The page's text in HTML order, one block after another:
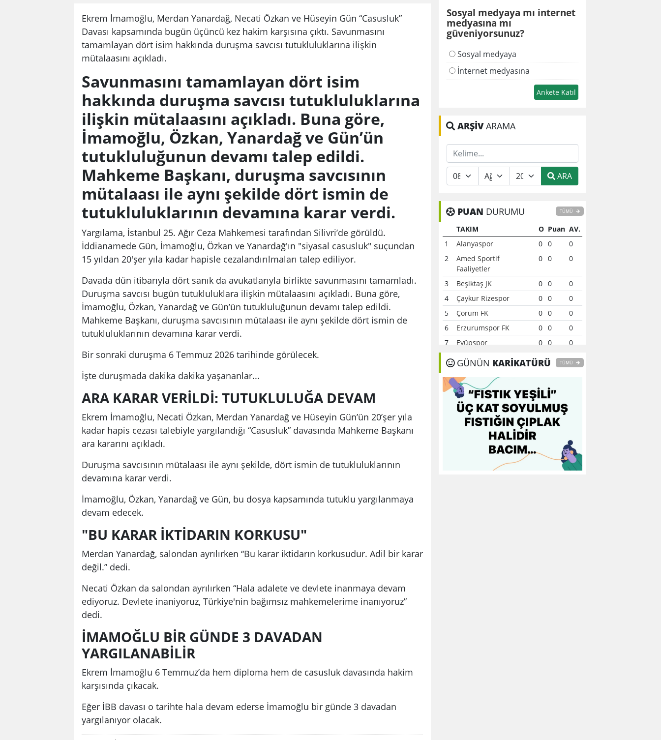
Ekrem İmamoğlu, Merdan Yanardağ, Necati Özkan ve Hüseyin Gün “Casusluk”
Davası kapsamında bugün üçüncü kez hakim karşısına çıktı. Savunmasını
tamamlayan dört isim hakkında duruşma savcısı tutukluluklarına ilişkin
mütalaasını açıkladı.
Savunmasını tamamlayan dört isim
hakkında duruşma savcısı tutukluluklarına
ilişkin mütalaasını açıkladı. Buna göre,
İmamoğlu, Özkan, Yanardağ ve Gün’ün
tutukluluğunun devamı talep edildi.
Mahkeme Başkanı, duruşma savcısının
mütalaası ile aynı şekilde dört ismin de
tutukluluklarının devamına karar verdi.
Yargılama, İstanbul 25. Ağır Ceza Mahkemesi tarafından Silivri’de görüldü.
İddianamede Gün, İmamoğlu, Özkan ve Yanardağ'ın "siyasal casusluk" suçundan
15 yıldan 20'şer yıla kadar hapisle cezalandırılmaları talep ediliyor.
Davada dün itibarıyla dört sanık da avukatlarıyla birlikte savunmasını tamamladı.
Duruşma savcısı bugün tutukluluklara ilişkin mütalaasını açıkladı. Buna göre,
İmamoğlu, Özkan, Yanardağ ve Gün’ün tutukluluğunun devamı talep edildi.
Mahkeme Başkanı, duruşma savcısının mütalaası ile aynı şekilde dört ismin de
tutukluluklarının devamına karar verdi.
Bir sonraki duruşma 6 Temmuz 2026 tarihinde görülecek.
İşte duruşmada dakika dakika yaşananlar...
ARA KARAR VERİLDİ: TUTUKLULUĞA DEVAM
Ekrem İmamoğlu, Necati Özkan, Merdan Yanardağ ve Hüseyin Gün’ün 20’şer yıla
kadar hapis cezası talebiyle yargılandığı “Casusluk” davasında Mahkeme Başkanı
ara kararını açıkladı.
Duruşma savcısının mütalaası ile aynı şekilde, dört ismin de tutukluluklarının
devamına karar verdi.
İmamoğlu, Özkan, Yanardağ ve Gün, bu dosya kapsamında tutuklu yargılanmaya
devam edecek.
"BU KARAR İKTİDARIN KORKUSU"
Merdan Yanardağ, salondan ayrılırken “Bu karar iktidarın korkusudur. Adil bir karar
değil.” dedi.
Necati Özkan da salondan ayrılırken “Hala adalete ve devlete inanmaya devam
ediyoruz. Devlete inaniyoruz, Türkiye'nin bağımsız mahkemelerime inanıyoruz”
dedi.
İMAMOĞLU BİR GÜNDE 3 DAVADAN
YARGILANABİLİR
Ekrem İmamoğlu 6 Temmuz’da hem diploma hem de casusluk davasında hakim
karşısında çıkacak.
Eğer İBB davası o tarihte hala devam ederse İmamoğlu bir günde 3 davadan
yargılanıyor olacak.
Sosyal medyaya mı internet
medyasına mı
güveniyorsunuz?
Sosyal medyaya
İnternet medyasına
ARŞİVARAMA
ARA
PUAN DURUMU TÜMÜ
TAKIM O Puan AV.
1
Alanyaspor 0 0
0
2
Amed Sportif
Faaliyetler
0 0 0
3 Beşiktaş JK 0 0
0
4
Çaykur Rizespor 0 0
0
5
Çorum FK 0 0
0
6
Erzurumspor FK 0 0
0
7
Eyüpspor 0 0
0
8
Fenerbahçe 0
0
10 Gaziantep FK 0 0
Gençlerbirliği 0 0
Göztepe 0 0
Başakşehir FK
Kasımpaşa
0
0
0
GÜNÜN KARİKATÜRÜ TÜMÜ